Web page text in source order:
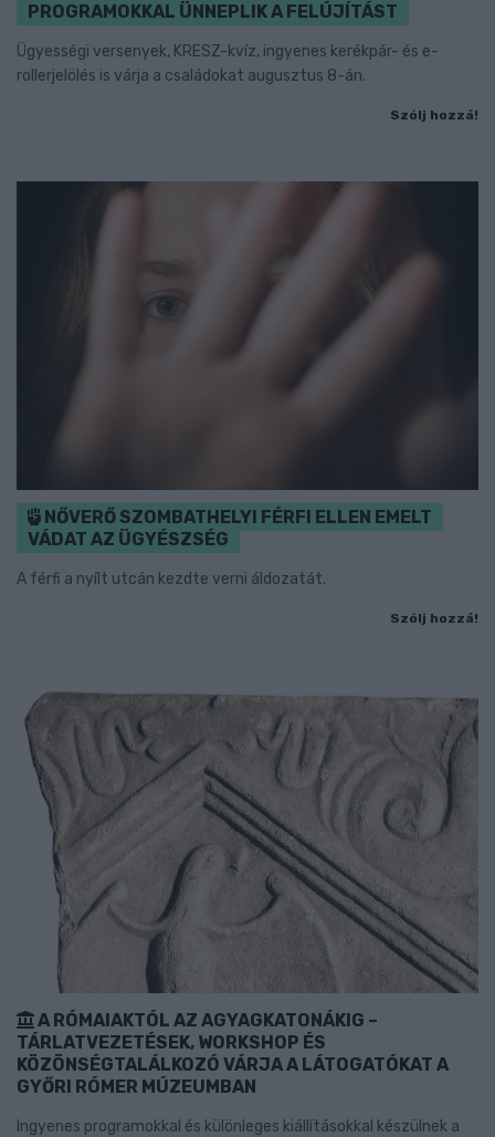
PROGRAMOKKAL ÜNNEPLIK A FELÚJÍTÁST
Ügyességi versenyek, KRESZ-kvíz, ingyenes kerékpár- és e-
rollerjelölés is várja a családokat augusztus 8-án.
Szólj hozzá!
NŐVERŐ SZOMBATHELYI FÉRFI ELLEN EMELT
VÁDAT AZ ÜGYÉSZSÉG
A férfi a nyílt utcán kezdte verni áldozatát.
Szólj hozzá!
A RÓMAIAKTÓL AZ AGYAGKATONÁKIG –
TÁRLATVEZETÉSEK, WORKSHOP ÉS
KÖZÖNSÉGTALÁLKOZÓ VÁRJA A LÁTOGATÓKAT A
GYŐRI RÓMER MÚZEUMBAN
Ingyenes programokkal és különleges kiállításokkal készülnek a